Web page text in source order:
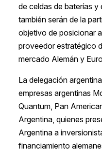
de celdas de baterías
también serán de la
objetivo de posicionar
proveedor estratégico
mercado Alemán y
La delegación
empresas argentinas
Quantum, Pan
Argentina, quienes
Argentina a
financiamiento